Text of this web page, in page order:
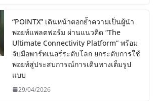
“POINTX” เดินหน้าตอกย้ำความเป็นผู้นำ
พอยท์แพลตฟอร์ม ผ่านแนวคิด “The
Ultimate Connectivity Platform” พร้อม
จับมือพาร์ทเนอร์ระดับโลก ยกระดับการใช้
พอยท์สู่ประสบการณ์การเดินทางเต็มรูป
แบบ
29/04/2026